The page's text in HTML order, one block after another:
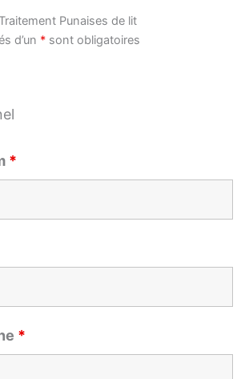
Punaises de lit
d’un * sont obligatoires
*
*